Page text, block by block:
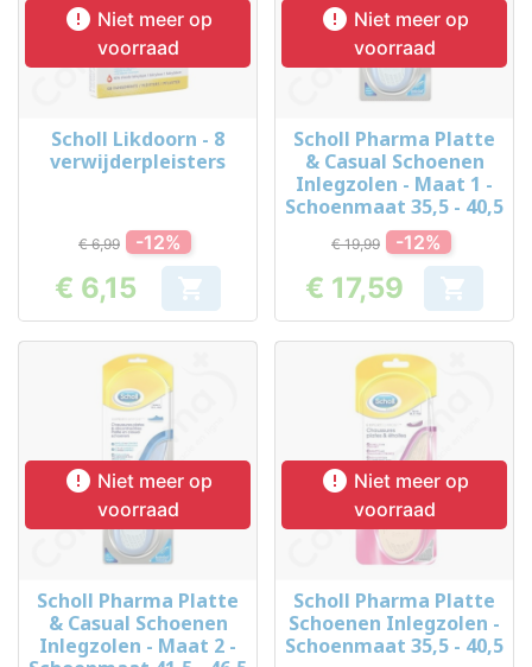
 Niet meer op
voorraad
Scholl Likdoorn - 8
verwijderpleisters
€ 6,99 -12%
€ 6,15 
 Niet meer op
voorraad
Scholl Pharma Platte
& Casual Schoenen
Inlegzolen - Maat 1 -
Schoenmaat 35,5 - 40,5
€ 19,99 -12%
Prijs
€ 17,59 
 Niet meer op
voorraad
Scholl Pharma Platte
& Casual Schoenen
Inlegzolen - Maat 2 -
 Niet meer op
voorraad
Scholl Pharma Platte
Schoenen Inlegzolen -
Schoenmaat 35,5 - 40,5